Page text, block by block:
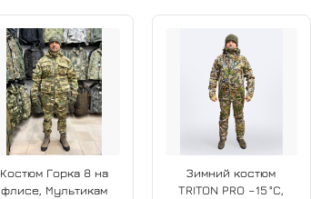
Костюм Горка 8 на
флисе, Мультикам
Зимний костюм
TRITON PRO –15 °C,